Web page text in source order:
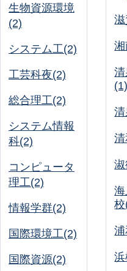
生物資源環境
(2)
システム工(2)
工芸科夜(2)
総合理工(2)
システム情報
科(2)
コンピュータ
理工(2)
情報学群(2)
国際環境工(2)
国際資源(2)
(1)